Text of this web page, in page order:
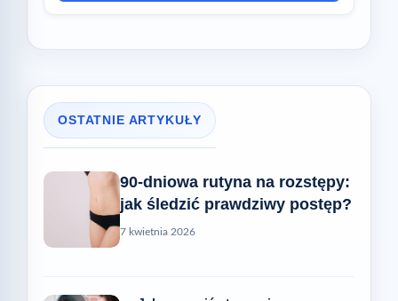
OSTATNIE ARTYKUŁY
90-dniowa rutyna na rozstępy:
jak śledzić prawdziwy postęp?
7 kwietnia 2026